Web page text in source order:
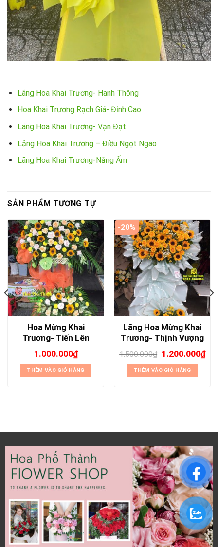
Lãng Hoa Khai Trương- Hanh Thông
Hoa Khai Trương Rạch Giá- Đỉnh Cao
Lãng Hoa Khai Trương- Vạn Đạt
Lẵng Hoa Khai Trương – Điều Ngọt Ngào
Lãng Hoa Khai Trương-Nắng Ấm
SẢN PHẨM TƯƠNG TỰ
Hoa Mừng Khai
Trương- Tiến Lên
1.000.000₫
THÊM VÀO GIỎ HÀNG
-20%
Lãng Hoa Mừng Khai
Trương- Thịnh Vượng
1.500.000₫ 1.200.000₫
THÊM VÀO GIỎ HÀNG